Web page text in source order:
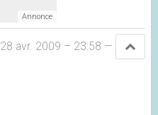
28 avr. 2009 – 23:58 —